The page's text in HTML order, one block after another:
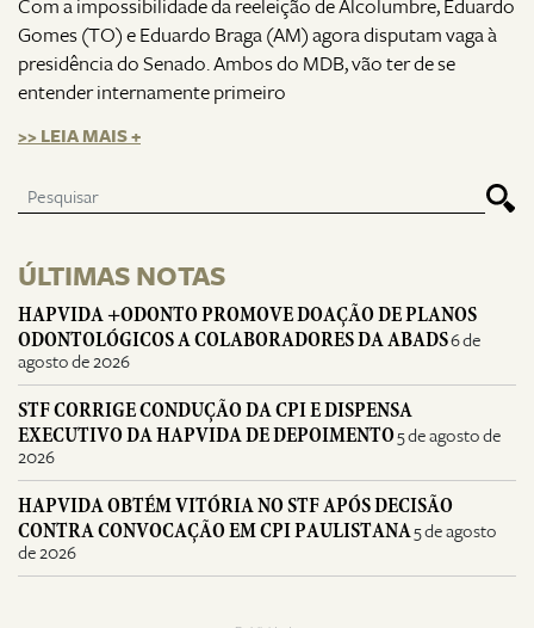
Com a impossibilidade da reeleição de Alcolumbre, Eduardo
Gomes (TO) e Eduardo Braga (AM) agora disputam vaga à
presidência do Senado. Ambos do MDB, vão ter de se
entender internamente primeiro
>> LEIA MAIS +
ÚLTIMAS NOTAS
HAPVIDA +ODONTO PROMOVE DOAÇÃO DE PLANOS
ODONTOLÓGICOS A COLABORADORES DA ABADS6 de
agosto de 2026
STF CORRIGE CONDUÇÃO DA CPI E DISPENSA
EXECUTIVO DA HAPVIDA DE DEPOIMENTO5 de agosto de
2026
HAPVIDA OBTÉM VITÓRIA NO STF APÓS DECISÃO
CONTRA CONVOCAÇÃO EM CPI PAULISTANA5 de agosto
de 2026